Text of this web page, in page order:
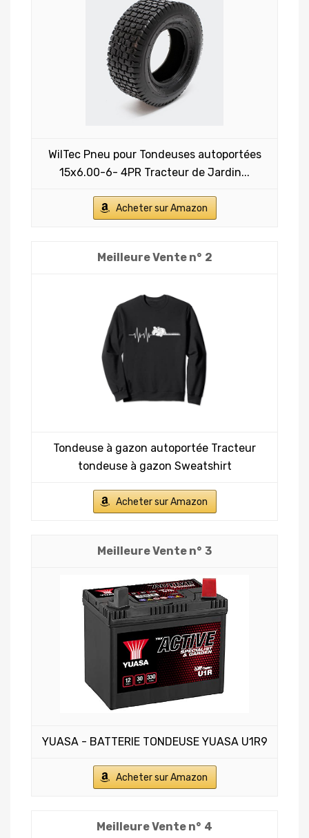
WilTec Pneu pour Tondeuses autoportées
15x6.00-6- 4PR Tracteur de Jardin...
Acheter sur Amazon
2
Tondeuse à gazon autoportée Tracteur
tondeuse à gazon Sweatshirt
Acheter sur Amazon
3
YUASA - BATTERIE TONDEUSE YUASA U1R9
Acheter sur Amazon
4